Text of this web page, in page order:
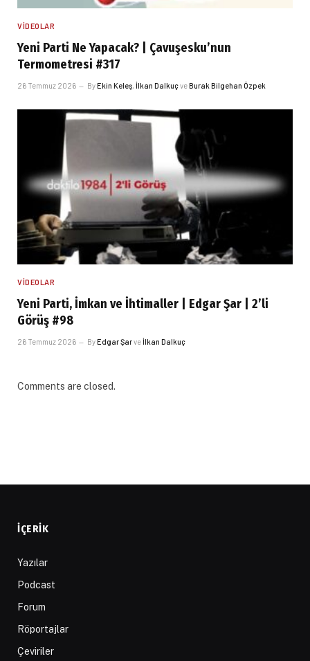
VIDEOLAR
Yeni Parti Ne Yapacak? | Çavuşesku’nun
Termometresi #317
26 Temmuz 2026 ByEkin Keleş, İlkan DalkuçveBurak Bilgehan Özpek
VIDEOLAR
Yeni Parti, İmkan ve İhtimaller | Edgar Şar | 2’li
Görüş #98
26 Temmuz 2026 ByEdgar Şarveİlkan Dalkuç
Comments are closed.
İÇERIK
Yazılar
Podcast
Forum
Röportajlar
Çeviriler